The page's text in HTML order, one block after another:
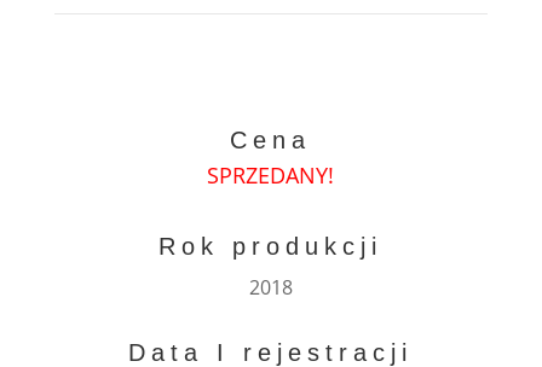
Cena
SPRZEDANY!
Rok produkcji
2018
Data I rejestracji